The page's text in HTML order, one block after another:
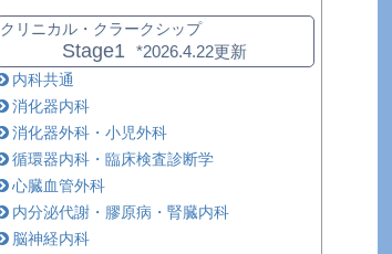
クリニカル・クラークシップ
Stage1
*2026.4.22更新
内科共通
消化器内科
消化器外科・小児外科
循環器内科・臨床検査診断学
心臓血管外科
内分泌代謝・膠原病・腎臓内科
脳神経内科